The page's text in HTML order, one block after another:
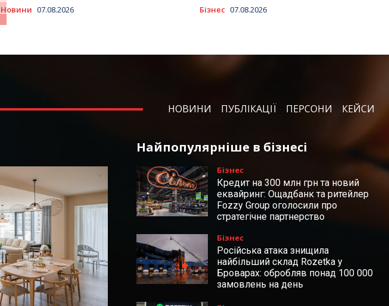
Новини 07.08.2026
Бізнес 07.08.2026
НОВИНИ ПУБЛІКАЦІЇ ПЕРСОНИ КЕЙСИ
Найпопулярніше в бізнесі
Бізнес
Кредит на 300 млн грн та новий
еквайринг: Ощадбанк та ритейлер
Fozzy Group оголосили про
стратегічне партнерство
Бізнес
Російська атака знищила
найбільший склад Rozetka у
Броварах: обробляв понад 100 000
замовлень на день